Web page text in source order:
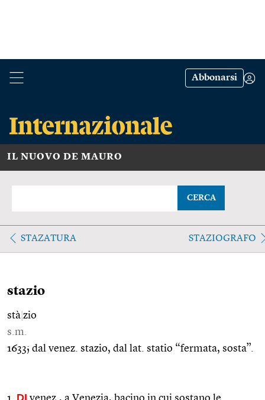
Abbonarsi
IL NUOVO DE MAURO
CERCA
STAZATURA STAZIOGRAFO
stazio
stà zio
s.m.
1633; dal venez. stazio, dal lat. statio “fermata, sosta”.
DI